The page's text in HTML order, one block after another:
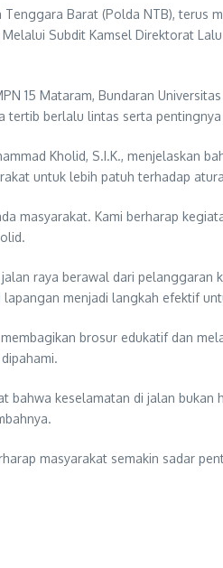
Barat (Polda NTB),
Subdit Kamsel Direktorat
15 Mataram, Bundaran
tertib berlalu lintas serta
Kholid, S.I.K., menjelaskan
untuk lebih patuh terhadap
masyarakat. Kami berharap
raya berawal dari
menjadi langkah efektif
brosur edukatif dan
bahwa keselamatan di jalan
masyarakat semakin sadar